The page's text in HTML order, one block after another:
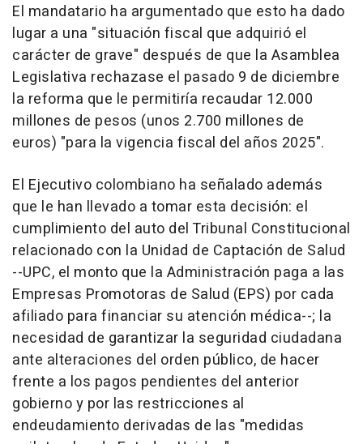
El mandatario ha argumentado que esto ha dado
lugar a una "situación fiscal que adquirió el
carácter de grave" después de que la Asamblea
Legislativa rechazase el pasado 9 de diciembre
la reforma que le permitiría recaudar 12.000
millones de pesos (unos 2.700 millones de
euros) "para la vigencia fiscal del años 2025".
El Ejecutivo colombiano ha señalado además
que le han llevado a tomar esta decisión: el
cumplimiento del auto del Tribunal Constitucional
relacionado con la Unidad de Captación de Salud
--UPC, el monto que la Administración paga a las
Empresas Promotoras de Salud (EPS) por cada
afiliado para financiar su atención médica--; la
necesidad de garantizar la seguridad ciudadana
ante alteraciones del orden público, de hacer
frente a los pagos pendientes del anterior
gobierno y por las restricciones al
endeudamiento derivadas de las "medidas